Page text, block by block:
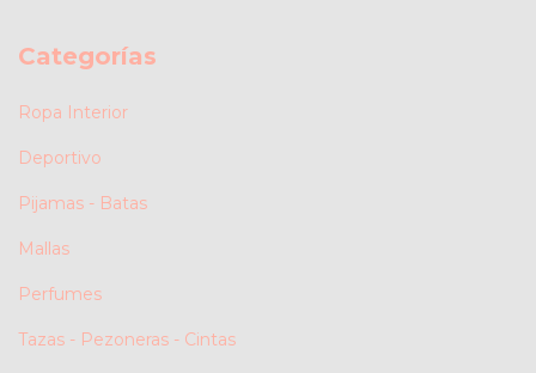
Categorías
Ropa Interior
Deportivo
Pijamas - Batas
Mallas
Perfumes
Tazas - Pezoneras - Cintas